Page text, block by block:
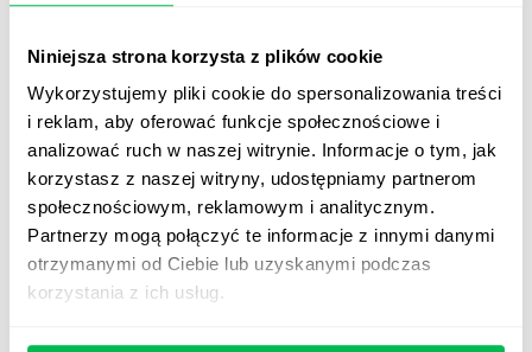
Niniejsza strona korzysta z plików cookie
Wykorzystujemy pliki cookie do spersonalizowania treści
i reklam, aby oferować funkcje społecznościowe i
analizować ruch w naszej witrynie. Informacje o tym, jak
korzystasz z naszej witryny, udostępniamy partnerom
społecznościowym, reklamowym i analitycznym.
Partnerzy mogą połączyć te informacje z innymi danymi
otrzymanymi od Ciebie lub uzyskanymi podczas
korzystania z ich usług.
Zwolnieni pracownicy oznaczeni jako niekwalifikujący